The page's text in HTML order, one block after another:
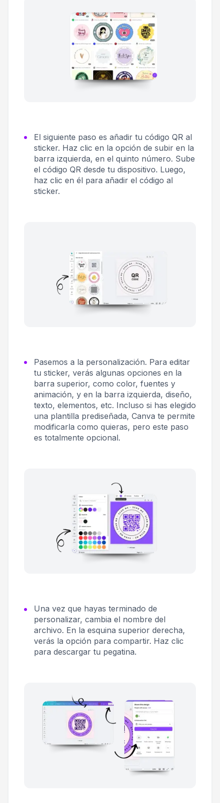
El siguiente paso es añadir tu código QR al
sticker. Haz clic en la opción de subir en la
barra izquierda, en el quinto número. Sube
el código QR desde tu dispositivo. Luego,
haz clic en él para añadir el código al
sticker.
Pasemos a la personalización. Para editar
tu sticker, verás algunas opciones en la
barra superior, como color, fuentes y
animación, y en la barra izquierda, diseño,
texto, elementos, etc. Incluso si has elegido
una plantilla prediseñada, Canva te permite
modificarla como quieras, pero este paso
es totalmente opcional.
Una vez que hayas terminado de
personalizar, cambia el nombre del
archivo. En la esquina superior derecha,
verás la opción para compartir. Haz clic
para descargar tu pegatina.